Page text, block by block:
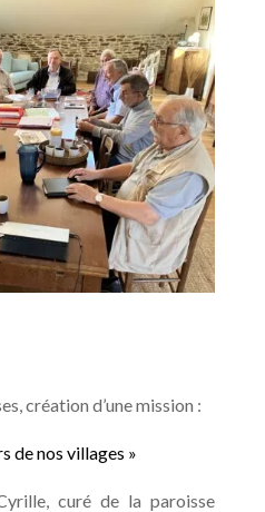
création d’une mission :
de nos villages »
curé de la paroisse